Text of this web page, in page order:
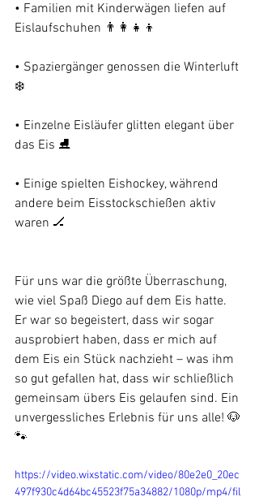
• Familien mit Kinderwägen liefen auf
Eislaufschuhen 👨‍👩‍👧‍👦
• Spaziergänger genossen die Winterluft
❄️
• Einzelne Eisläufer glitten elegant über
das Eis ⛸
• Einige spielten Eishockey, während
andere beim Eisstockschießen aktiv
waren 🏒
Für uns war die größte Überraschung,
wie viel Spaß Diego auf dem Eis hatte.
Er war so begeistert, dass wir sogar
ausprobiert haben, dass er mich auf
dem Eis ein Stück nachzieht – was ihm
so gut gefallen hat, dass wir schließlich
gemeinsam übers Eis gelaufen sind. Ein
unvergessliches Erlebnis für uns alle! 🐶
🐾
https://video.wixstatic.com/video/80e2e0_20ec
497f930c4d64bc45523f75a34882/1080p/mp4/fil